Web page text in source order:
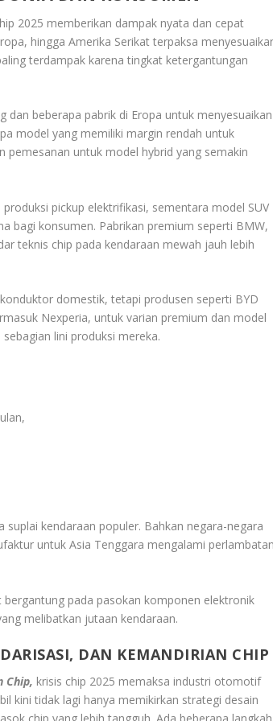
2025 memberikan dampak nyata dan cepat
hingga Amerika Serikat terpaksa
terdampak karena tingkat ketergantungan
beberapa pabrik di Eropa untuk menyesuaikan
model yang memiliki margin rendah untuk
pemesanan untuk model hybrid yang semakin
pickup elektrifikasi, sementara model SUV
bagi konsumen. Pabrikan premium seperti BMW,
teknis chip pada kendaraan mewah jauh lebih
domestik, tetapi produsen seperti BYD
Nexperia, untuk varian premium dan model
lini produksi mereka.
kendaraan populer. Bahkan negara-negara
untuk Asia Tenggara mengalami
pada pasokan komponen elektronik
melibatkan jutaan kendaraan.
DAN KEMANDIRIAN CHIP
Chip, krisis chip 2025 memaksa industri otomotif
kini tidak lagi hanya memikirkan strategi desain